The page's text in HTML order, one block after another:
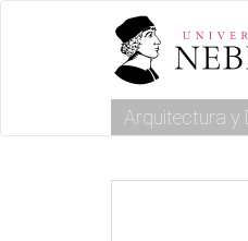
m
Arquitectura y